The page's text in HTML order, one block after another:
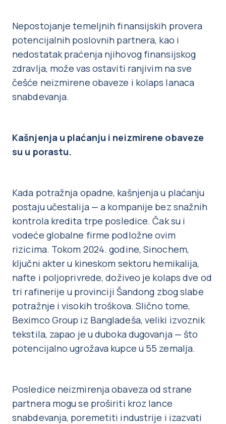
Nepostojanje temeljnih finansijskih provera
potencijalnih poslovnih partnera, kao i
nedostatak praćenja njihovog finansijskog
zdravlja, može vas ostaviti ranjivim na sve
češće neizmirene obaveze i kolaps lanaca
snabdevanja.
Kašnjenja u plaćanju i neizmirene obaveze
su u porastu.
Kada potražnja opadne, kašnjenja u plaćanju
postaju učestalija — a kompanije bez snažnih
kontrola kredita trpe posledice. Čak su i
vodeće globalne firme podložne ovim
rizicima. Tokom 2024. godine, Sinochem,
ključni akter u kineskom sektoru hemikalija,
nafte i poljoprivrede, doživeo je kolaps dve od
tri rafinerije u provinciji Šandong zbog slabe
potražnje i visokih troškova. Slično tome,
Beximco Group iz Bangladeša, veliki izvoznik
tekstila, zapao je u duboka dugovanja — što
potencijalno ugrožava kupce u 55 zemalja.
Posledice neizmirenja obaveza od strane
partnera mogu se proširiti kroz lance
snabdevanja, poremetiti industrije i izazvati